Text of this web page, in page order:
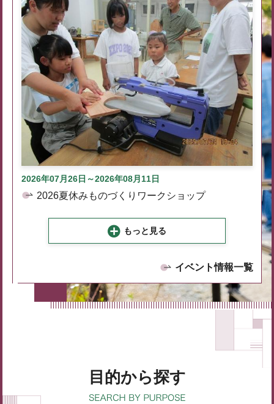
2026年07月26日～2026年08月11日
2026夏休みものづくりワークショップ
もっと見る
イベント情報一覧
目的から探す